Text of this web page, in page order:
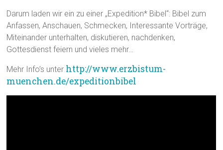
Darum laden wir ein zu einer „Expedition* Bibel“: Bibel zum
Anfassen, Anschauen, Schmecken, Interessante Vorträge,
Miteinander unterhalten, diskutieren, nachdenken,
Gottesdienst feiern und vieles mehr…
Mehr Info’s unter http://www.erzbistum-
muenchen.de/expeditionbibel